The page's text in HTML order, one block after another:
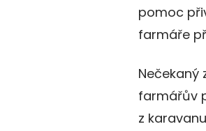
pomoc
farmáře
Nečekaný
farmářův
z